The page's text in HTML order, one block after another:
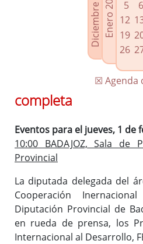
Enlaces
Agenda de Presidencia
Plenos provinciales y Juntas de
Oficina de Proyectos Europeos
Enero 2024
5
6
12
19
26
☒ Agenda
completa
Eventos para el jueves, 1 de
10:00 BADAJOZ, Sala de
Provincial
La diputada delegada del
Cooperación
Diputación Provincial de
en rueda de prensa, los
Internacional al Desarrollo,